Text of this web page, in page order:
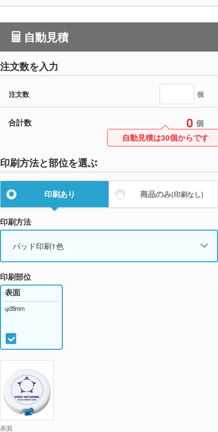
自動見積
注文数を入力
注文数 個
合計数 0 個
自動見積は30個からです
印刷方法と部位を選ぶ
印刷あり 商品のみ(印刷なし)
印刷方法
パッド印刷1色
印刷部位
表面
表面
φ35mm